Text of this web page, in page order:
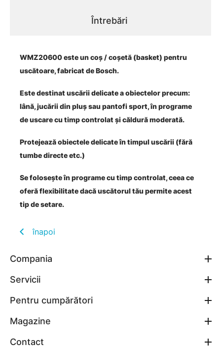
Întrebări
WMZ20600 este uncoș / coșetă (basket) pentru
uscătoare, fabricat de Bosch.
Este destinat uscării delicate a obiectelor precum:
lână, jucării din pluș sau pantofi sport, în programe
de uscare cu timp controlat și căldură moderată.
Protejează obiectele delicate în timpul uscării (fără
tumbe directe etc.)
Se folosește în programe cu timp controlat, ceea ce
oferă flexibilitate dacă uscătorul tău permite acest
tip de setare.
înapoi
Compania
Servicii
Pentru cumpărători
Magazine
Contact